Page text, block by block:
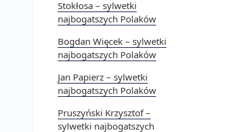
Stokłosa – sylwetki
najbogatszych Polaków
Bogdan Więcek – sylwetki
najbogatszych Polaków
Jan Papierz – sylwetki
najbogatszych Polaków
Pruszyński Krzysztof –
sylwetki najbogatszych